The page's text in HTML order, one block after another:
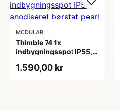
MODULAR
Thimble 74 1x
indbygningsspot IP55,
1.590,00 kr